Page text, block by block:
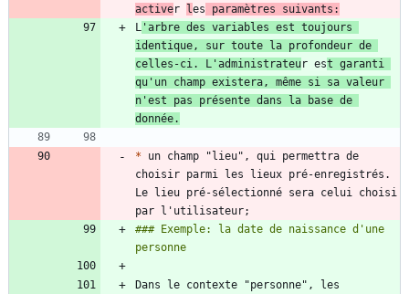
activer les paramètres suivants:
L 'arbre des variables est toujours
identique, sur toute la profondeur de
celles-ci. L'administrateur est garanti
qu'un champ existera, même si sa valeur
n'est pas présente dans la base de
donnée.
* un champ "lieu", qui permettra de
choisir parmi les lieux pré-enregistrés.
Le lieu pré-sélectionné sera celui choisi
### Exemple: la date de naissance d'une
Dans le contexte "personne", les